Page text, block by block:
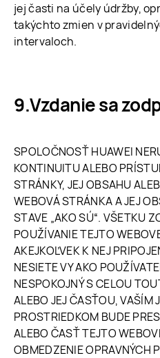
jej časti na účely údržby,
takýchto zmien v
intervaloch.
Vzdanie sa
SPOLOČNOSŤ HUAWEI
KONTINUITU ALEBO
STRÁNKY, JEJ OBSAHU
WEBOVÁ STRÁNKA A JEJ
STAVE „AKO SÚ“. VŠETKU
POUŽÍVANIE TEJTO
AKEJKOĽVEK K NEJ
NESIETE VY AKO
NESPOKOJNÝ S CELOU
ALEBO JEJ ČASŤOU, VAŠÍM
PROSTRIEDKOM BUDE
ALEBO ČASŤ TEJTO
OBMEDZENIE OPRAVNÝCH